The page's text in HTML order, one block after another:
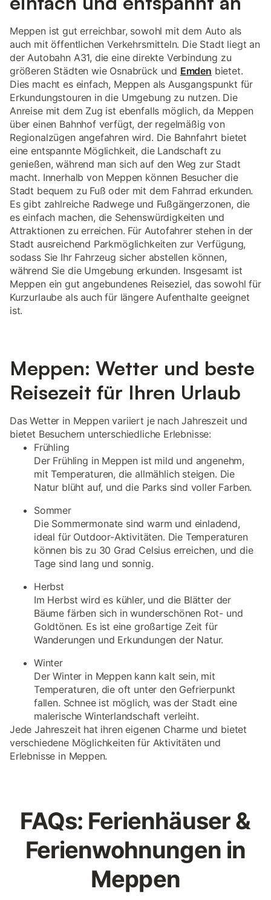
Meppen ist gut erreichbar, sowohl mit dem Auto als
auch mit öffentlichen Verkehrsmitteln. Die Stadt liegt an
der Autobahn A31, die eine direkte Verbindung zu
größeren Städten wie Osnabrück und Emden bietet.
Dies macht es einfach, Meppen als Ausgangspunkt für
Erkundungstouren in die Umgebung zu nutzen. Die
Anreise mit dem Zug ist ebenfalls möglich, da Meppen
über einen Bahnhof verfügt, der regelmäßig von
Regionalzügen angefahren wird. Die Bahnfahrt bietet
eine entspannte Möglichkeit, die Landschaft zu
genießen, während man sich auf den Weg zur Stadt
macht. Innerhalb von Meppen können Besucher die
Stadt bequem zu Fuß oder mit dem Fahrrad erkunden.
Es gibt zahlreiche Radwege und Fußgängerzonen, die
es einfach machen, die Sehenswürdigkeiten und
Attraktionen zu erreichen. Für Autofahrer stehen in der
Stadt ausreichend Parkmöglichkeiten zur Verfügung,
sodass Sie Ihr Fahrzeug sicher abstellen können,
während Sie die Umgebung erkunden. Insgesamt ist
Meppen ein gut angebundenes Reiseziel, das sowohl für
Kurzurlaube als auch für längere Aufenthalte geeignet
ist.
Meppen: Wetter und beste
Reisezeit für Ihren Urlaub
Das Wetter in Meppen variiert je nach Jahreszeit und
bietet Besuchern unterschiedliche Erlebnisse:
Frühling
Der Frühling in Meppen ist mild und angenehm,
mit Temperaturen, die allmählich steigen. Die
Natur blüht auf, und die Parks sind voller Farben.
Sommer
Die Sommermonate sind warm und einladend,
ideal für Outdoor-Aktivitäten. Die Temperaturen
können bis zu 30 Grad Celsius erreichen, und die
Tage sind lang und sonnig.
Herbst
Im Herbst wird es kühler, und die Blätter der
Bäume färben sich in wunderschönen Rot- und
Goldtönen. Es ist eine großartige Zeit für
Wanderungen und Erkundungen der Natur.
Winter
Der Winter in Meppen kann kalt sein, mit
Temperaturen, die oft unter den Gefrierpunkt
fallen. Schnee ist möglich, was der Stadt eine
malerische Winterlandschaft verleiht.
Jede Jahreszeit hat ihren eigenen Charme und bietet
verschiedene Möglichkeiten für Aktivitäten und
Erlebnisse in Meppen.
FAQs: Ferienhäuser &
Ferienwohnungen in
Meppen